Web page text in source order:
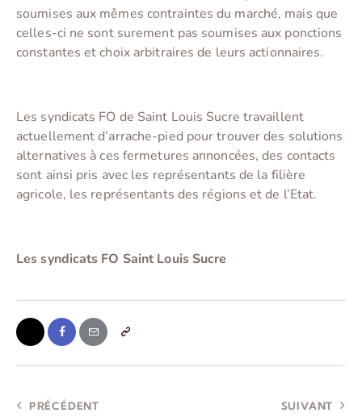
soumises aux mêmes contraintes du marché, mais que
celles-ci ne sont surement pas soumises aux ponctions
constantes et choix arbitraires de leurs actionnaires.
Les syndicats FO de Saint Louis Sucre travaillent
actuellement d’arrache-pied pour trouver des solutions
alternatives à ces fermetures annoncées, des contacts
sont ainsi pris avec les représentants de la filière
agricole, les représentants des régions et de l’Etat.
Les syndicats FO Saint Louis Sucre
PRÉCÉDENT SUIVANT